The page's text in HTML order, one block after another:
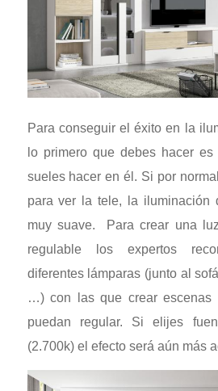
Para conseguir el éxito en la
lo primero que debes hacer
sueles hacer en él. Si por
para ver la tele, la iluminación
muy suave. Para crear una
regulable los expertos
diferentes lámparas (junto al
…) con las que crear escenas
puedan regular. Si elijes
(2.700k) el efecto será aún más